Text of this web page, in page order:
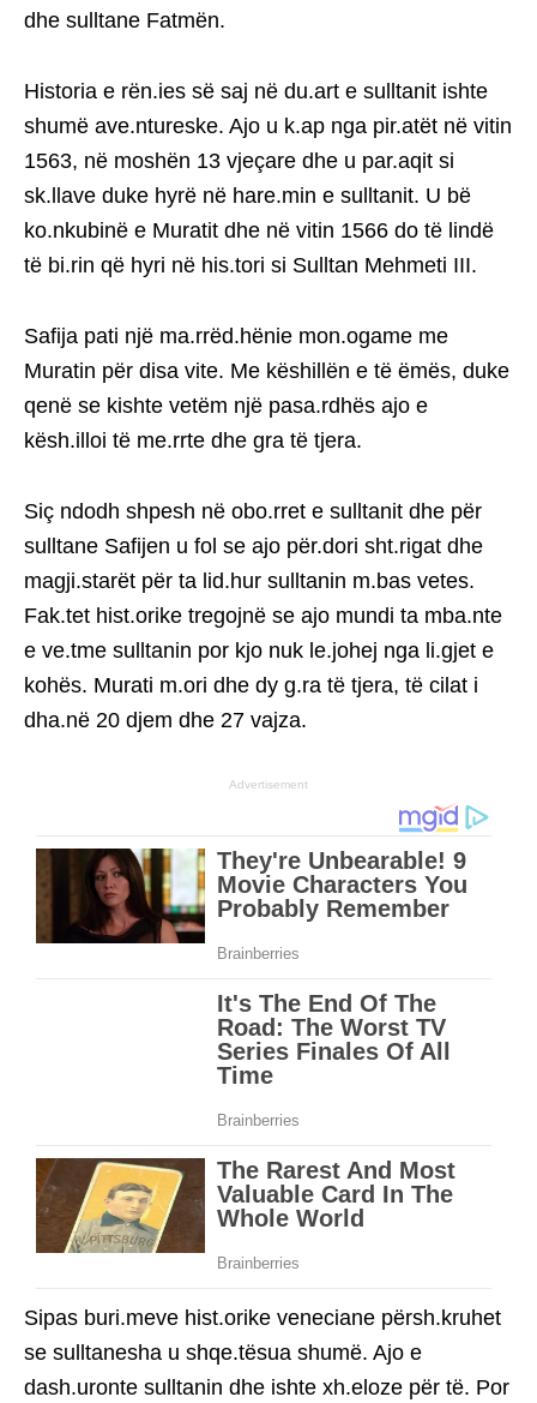
dhe sulltane Fatmën.
Historia e rën.ies së saj në du.art e sulltanit ishte
shumë ave.ntureske. Ajo u k.ap nga pir.atët në vitin
1563, në moshën 13 vjeçare dhe u par.aqit si
sk.llave duke hyrë në hare.min e sulltanit. U bë
ko.nkubinë e Muratit dhe në vitin 1566 do të lindë
të bi.rin që hyri në his.tori si Sulltan Mehmeti III.
Safija pati një ma.rrëd.hënie mon.ogame me
Muratin për disa vite. Me këshillën e të ëmës, duke
qenë se kishte vetëm një pasa.rdhës ajo e
kësh.illoi të me.rrte dhe gra të tjera.
Siç ndodh shpesh në obo.rret e sulltanit dhe për
sulltane Safijen u fol se ajo për.dori sht.rigat dhe
magji.starët për ta lid.hur sulltanin m.bas vetes.
Fak.tet hist.orike tregojnë se ajo mundi ta mba.nte
e ve.tme sulltanin por kjo nuk le.johej nga li.gjet e
kohës. Murati m.ori dhe dy g.ra të tjera, të cilat i
dha.në 20 djem dhe 27 vajza.
Advertisement
Sipas buri.meve hist.orike veneciane përsh.kruhet
se sulltanesha u shqe.tësua shumë. Ajo e
dash.uronte sulltanin dhe ishte xh.eloze për të. Por